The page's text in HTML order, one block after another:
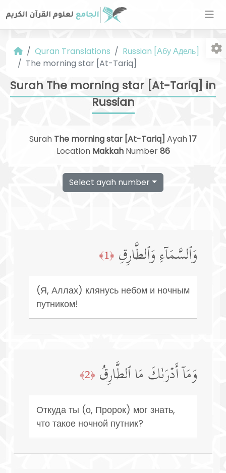
Quran Translations
Russian [Абу Адель]
The morning star [At-Tariq]
Surah The morning star [At-Tariq] in
Russian
Surah The morning star [At-Tariq] Ayah17
Location MakkahNumber86
Select ayah number
وَٱلسَّمَاۤءِ وَٱلطَّارِقِ ﴿1﴾
(Я, Аллах) клянусь небом и ночным
путником!
وَمَاۤ أَدۡرَىٰكَ مَا ٱلطَّارِقُ ﴿2﴾
Откуда ты (о, Пророк) мог знать,
что такое ночной путник?